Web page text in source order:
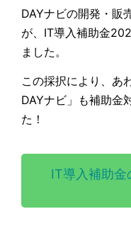
DAYナビの開発・販
が、IT導入補助金
ました。
この採択により、あ
DAYナビ」も補助金
た！
IT導入補助金